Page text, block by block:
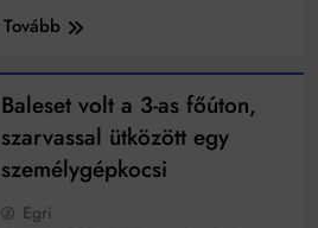
Tovább
Baleset volt a 3-as főúton,
szarvassal ütközött egy
személygépkocsi
Egri